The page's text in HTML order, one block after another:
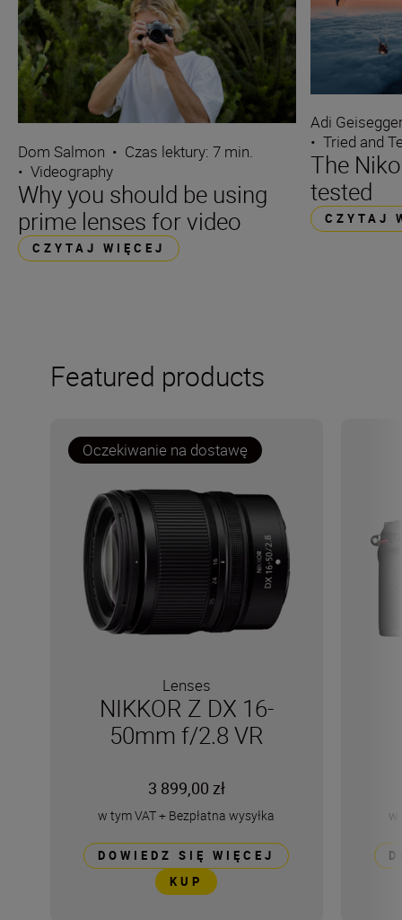
Dom Salmon • Czas lektury: 7 min.
• Videography
Why you should be using
prime lenses for video
CZYTAJ WIĘCEJ
Adi
• Tried and
The
tested
CZYTAJ
Featured products
Oczekiwanie na dostawę
Lenses
NIKKOR Z DX 16-
50mm f/2.8 VR
3 899,00 zł
w tym VAT+ Bezpłatna wysyłka
DOWIEDZ SIĘ WIĘCEJ
KUP
w